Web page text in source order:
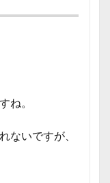
ね。
ないですが、